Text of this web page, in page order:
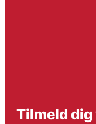
Tilmeld